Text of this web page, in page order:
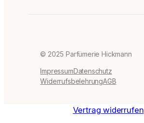
© 2025 Parfümerie Hickmann
ImpressumDatenschutz
WiderrufsbelehrungAGB
Vertrag widerrufen